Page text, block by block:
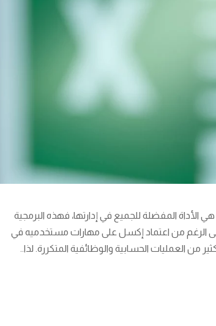
الأداة المفضلة للجميع في إدارتها، فهذه البرمجية
الرغم من اعتماد إكسل على مهارات مستخدميه في
من العمليات الحسابية والوظائفية المتكررة. لذا..